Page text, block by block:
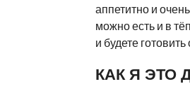
аппетитно и
можно есть и в
и будете готовить
КАК Я ЭТО